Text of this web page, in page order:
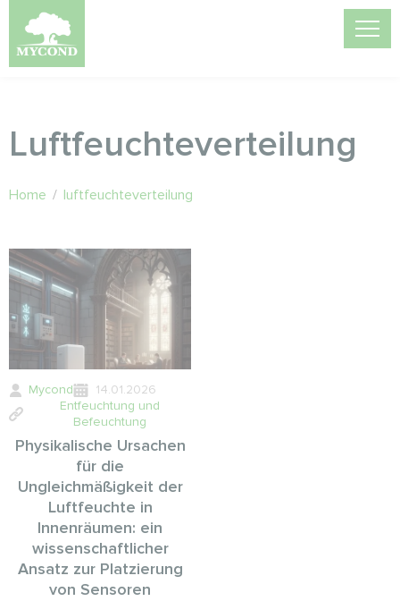
Luftfeuchteverteilung
Home / luftfeuchteverteilung
Mycond
14.01.2026
Entfeuchtung und
Befeuchtung
Physikalische Ursachen
für die
Ungleichmäßigkeit der
Luftfeuchte in
Innenräumen: ein
wissenschaftlicher
Ansatz zur Platzierung
von Sensoren